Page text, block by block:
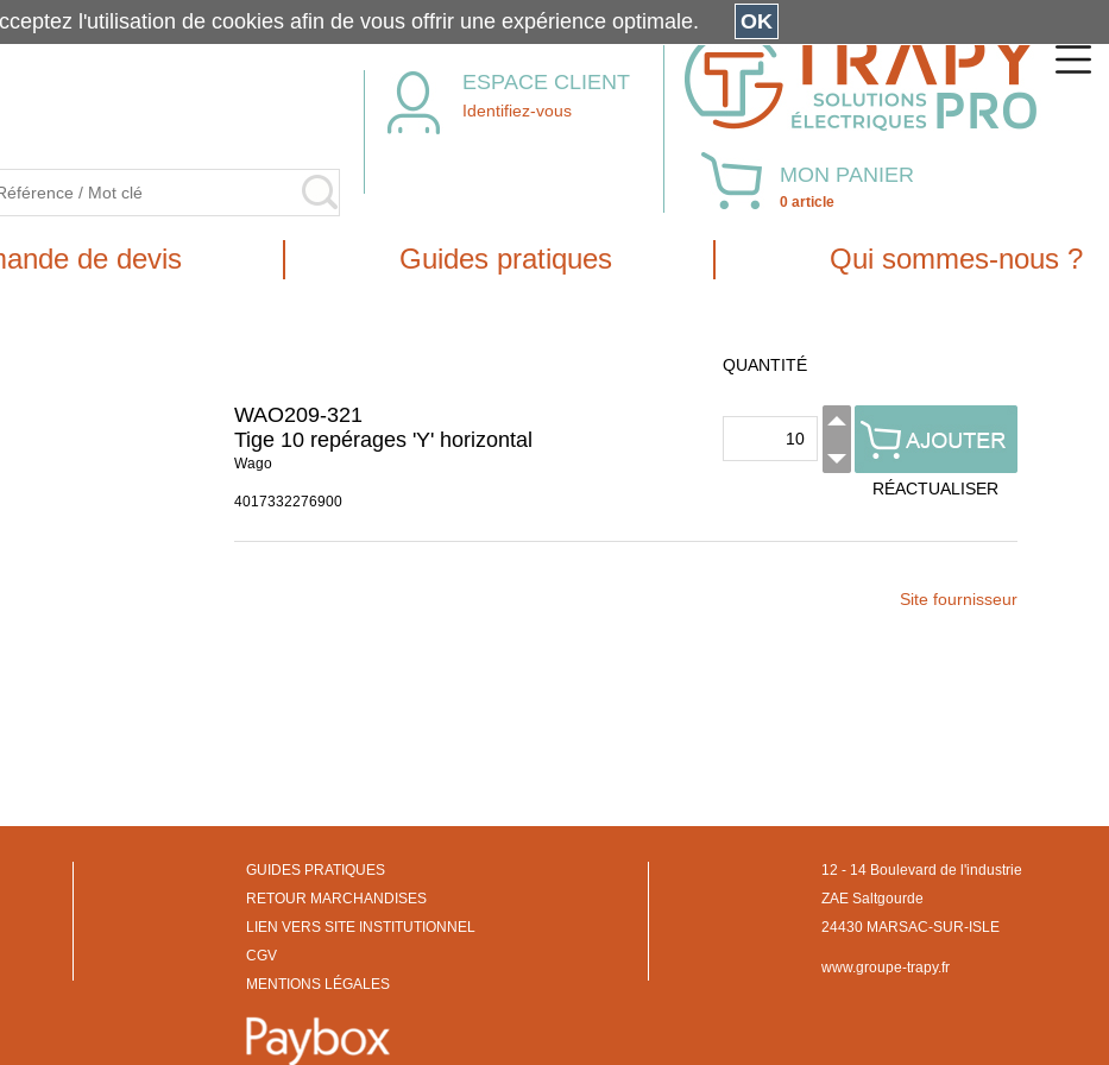
ESPACE CLIENT
Identifiez-vous
MON PANIER
0 article
de devis Guides pratiques Qui sommes-nous ?
WAO209-321
Tige 10 repérages 'Y' horizontal
Wago
4017332276900
QUANTITÉ
RÉACTUALISER
Site fournisseur
GUIDES PRATIQUES
RETOUR MARCHANDISES
LIEN VERS SITE INSTITUTIONNEL
CGV
MENTIONS LÉGALES
12 - 14 Boulevard de l'industrie
ZAE Saltgourde
24430 MARSAC-SUR-ISLE
www.groupe-trapy.fr
l'utilisation de cookies afin de vous offrir une expérience optimale. OK